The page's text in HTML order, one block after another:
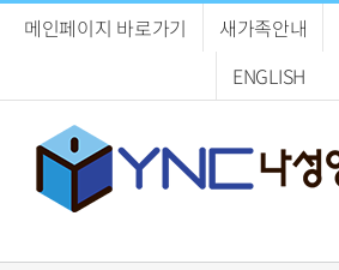
메인페이지 바로가기 새가족안내
ENGLISH